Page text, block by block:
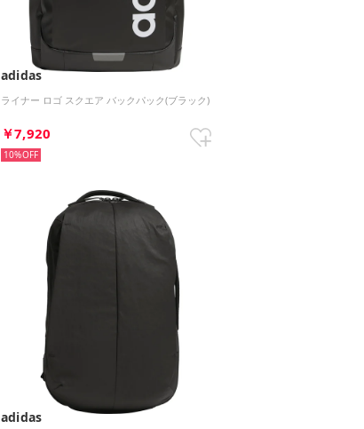
adidas
ライナー ロゴ スクエア バックパック(ブラック)
￥7,920
10%
adidas